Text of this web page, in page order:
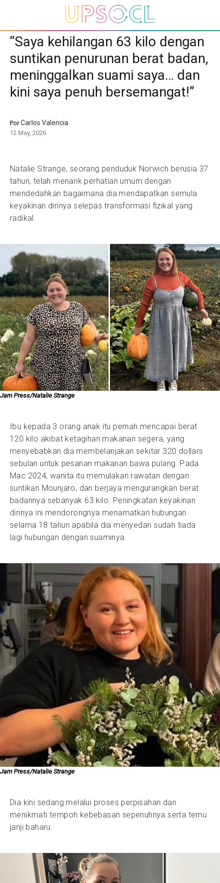
“Saya kehilangan 63 kilo dengan
suntikan penurunan berat badan,
meninggalkan suami saya… dan
kini saya penuh bersemangat!”
PorCarlos Valencia
12 May, 2026
Natalie Strange, seorang penduduk Norwich berusia 37
tahun, telah menarik perhatian umum dengan
mendedahkan bagaimana dia mendapatkan semula
keyakinan dirinya selepas transformasi fizikal yang
radikal.
Jam Press/Natalie Strange
Ibu kepada 3 orang anak itu pernah mencapai berat
120 kilo akibat ketagihan makanan segera, yang
menyebabkan dia membelanjakan sekitar 320 dollars
sebulan untuk pesanan makanan bawa pulang. Pada
Mac 2024, wanita itu memulakan rawatan dengan
suntikan Mounjaro, dan berjaya mengurangkan berat
badannya sebanyak 63 kilo. Peningkatan keyakinan
dirinya ini mendorongnya menamatkan hubungan
selama 18 tahun apabila dia menyedari sudah tiada
lagi hubungan dengan suaminya.
Jam Press/Natalie Strange
Dia kini sedang melalui proses perpisahan dan
menikmati tempoh kebebasan sepenuhnya serta temu
janji baharu.